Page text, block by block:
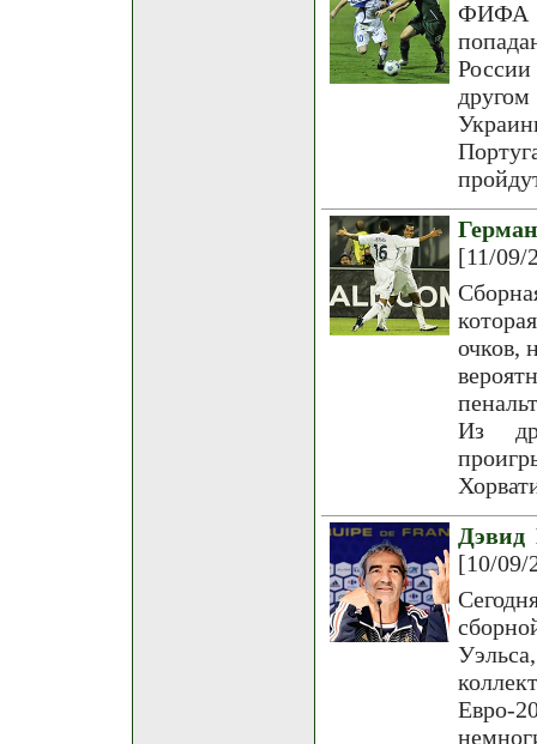
ФИФА
[11/09/
очков,
Из
Дэвид
[10/09/
Евро-